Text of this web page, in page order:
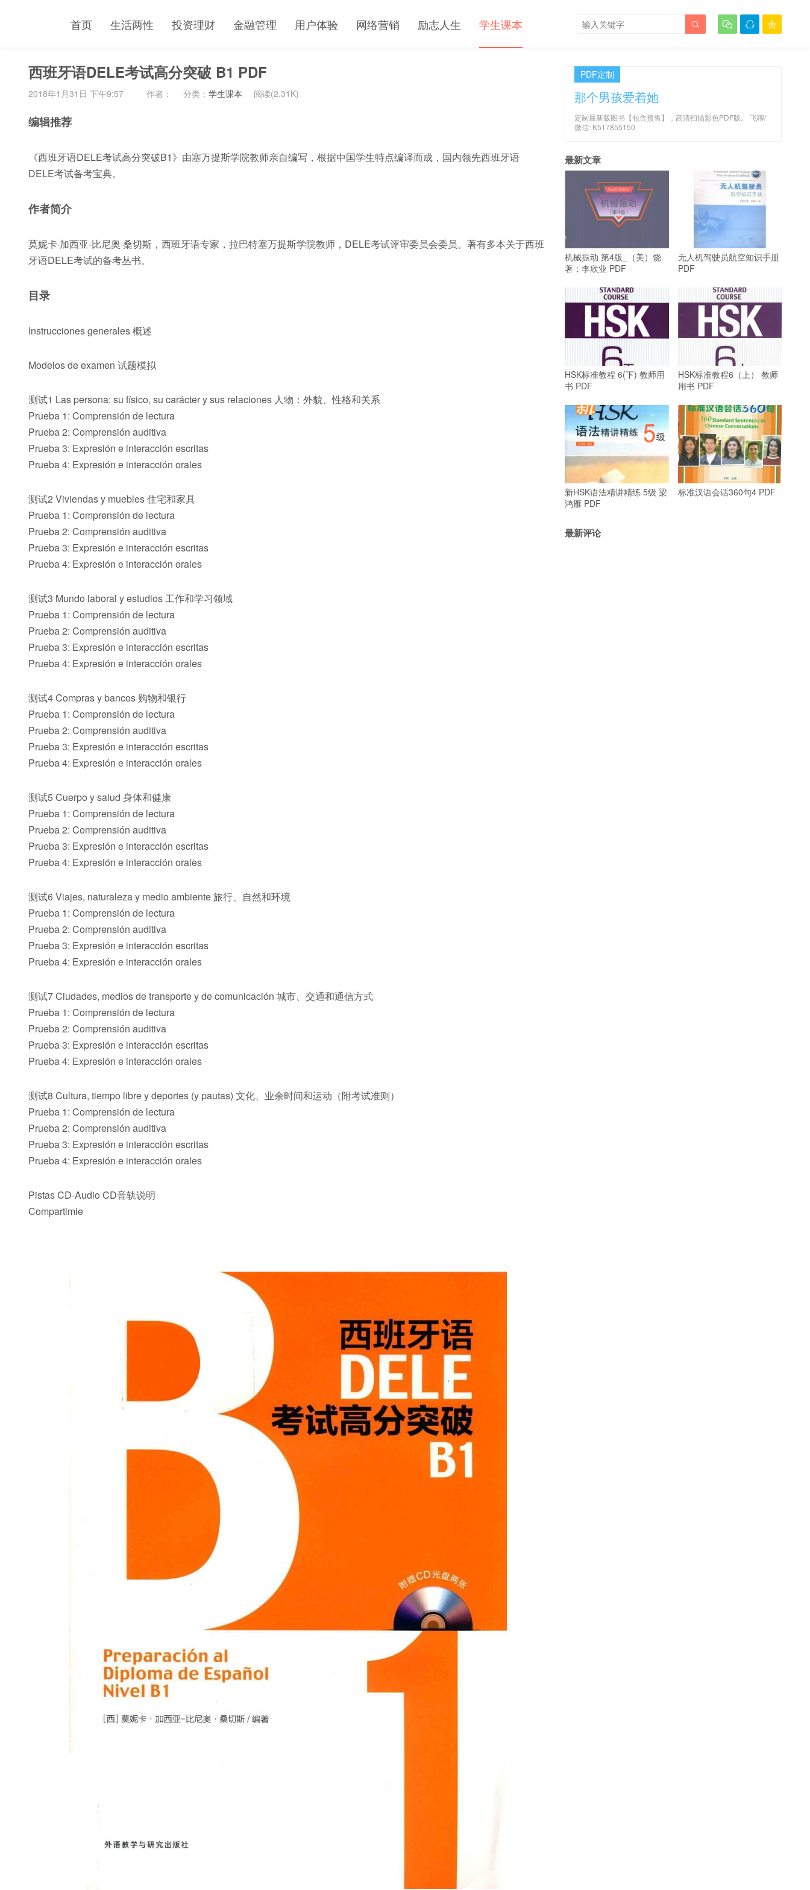
首页 生活两性 投资理财 金融管理 用户体验 网络营销 励志人生 学生课本   

西班牙语DELE考试高分突破 B1 PDF
2018年1月31日 下午9:57 作者： 分类： 学生课本 阅读(2.31K)
编辑推荐
《西班牙语DELE考试高分突破B1》由塞万提斯学院教师亲自编写，根据中国学生特点编译而成，国内领先西班牙语
DELE考试备考宝典。
作者简介
莫妮卡·加西亚-比尼奥·桑切斯，西班牙语专家，拉巴特塞万提斯学院教师，DELE考试评审委员会委员。著有多本关于西班
牙语DELE考试的备考丛书。
目录
Instrucciones generales 概述
Modelos de examen 试题模拟
测试1 Las persona: su físico, su carácter y sus relaciones 人物：外貌、性格和关系
Prueba 1: Comprensión de lectura
Prueba 2: Comprensión auditiva
Prueba 3: Expresión e interacción escritas
Prueba 4: Expresión e interacción orales
测试2 Viviendas y muebles 住宅和家具
Prueba 1: Comprensión de lectura
Prueba 2: Comprensión auditiva
Prueba 3: Expresión e interacción escritas
Prueba 4: Expresión e interacción orales
测试3 Mundo laboral y estudios 工作和学习领域
Prueba 1: Comprensión de lectura
Prueba 2: Comprensión auditiva
Prueba 3: Expresión e interacción escritas
Prueba 4: Expresión e interacción orales
测试4 Compras y bancos 购物和银行
Prueba 1: Comprensión de lectura
Prueba 2: Comprensión auditiva
Prueba 3: Expresión e interacción escritas
Prueba 4: Expresión e interacción orales
测试5 Cuerpo y salud 身体和健康
Prueba 1: Comprensión de lectura
Prueba 2: Comprensión auditiva
Prueba 3: Expresión e interacción escritas
Prueba 4: Expresión e interacción orales
测试6 Viajes, naturaleza y medio ambiente 旅行、自然和环境
Prueba 1: Comprensión de lectura
Prueba 2: Comprensión auditiva
Prueba 3: Expresión e interacción escritas
Prueba 4: Expresión e interacción orales
测试7 Ciudades, medios de transporte y de comunicación 城市、交通和通信方式
Prueba 1: Comprensión de lectura
Prueba 2: Comprensión auditiva
Prueba 3: Expresión e interacción escritas
Prueba 4: Expresión e interacción orales
测试8 Cultura, tiempo libre y deportes (y pautas) 文化、业余时间和运动（附考试准则）
Prueba 1: Comprensión de lectura
Prueba 2: Comprensión auditiva
Prueba 3: Expresión e interacción escritas
Prueba 4: Expresión e interacción orales
Pistas CD-Audio CD音轨说明
Compartimie
PDF定制
那个男孩爱着她
定制最新版图书【包含预售】，高清扫描彩色PDF版。 飞聊/
微信: K517855150
最新文章
机械振动 第4版_（美）饶
著；李欣业 PDF
无人机驾驶员航空知识手册
PDF
HSK标准教程 6(下) 教师用
书 PDF
HSK标准教程6（上） 教师
用书 PDF
新HSK语法精讲精练 5级 梁
鸿雁 PDF
标准汉语会话360句4 PDF
最新评论